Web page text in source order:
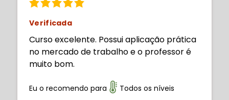
Verificada
Curso excelente. Possui aplicação prática
no mercado de trabalho e o professor é
muito bom.
Eu o recomendo para Todos os níveis